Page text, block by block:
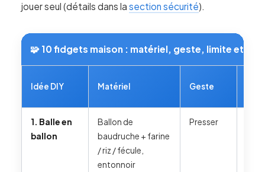
jouer seul (détails dans lasection sécurité).
🧩 10 fidgets maison : matériel, geste, limite et
Idée DIY Matériel Geste
1. Balle en
ballon
Ballon de
baudruche + farine
/ riz / fécule,
entonnoir
Presser